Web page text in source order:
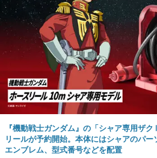
『機動戦士ガンダム』の「シャア専用ザ
リールが予約開始。本体にはシャアのパ
エンブレム、型式番号などを配置